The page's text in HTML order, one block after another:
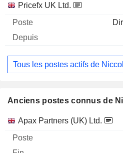
Pricefx UK Ltd.
Tous les postes actifs de
Anciens postes connus de
Sociétés Poste Fin
Apax Partners (UK) Ltd.